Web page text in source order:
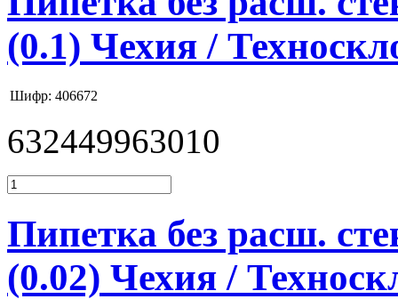
(0.1) Чехия /
Шифр: 406672
632449963010
Пипетка без расш.
(0.02) Чехия /